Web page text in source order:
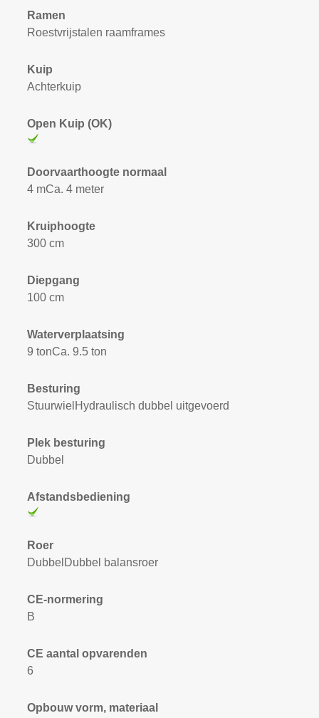
Ramen
Roestvrijstalen raamframes
Kuip
Achterkuip
Open Kuip (OK)
Doorvaarthoogte normaal
4 mCa. 4 meter
Kruiphoogte
300 cm
Diepgang
100 cm
Waterverplaatsing
9 tonCa. 9.5 ton
Besturing
StuurwielHydraulisch dubbel uitgevoerd
Plek besturing
Dubbel
Afstandsbediening
Roer
DubbelDubbel balansroer
CE-normering
B
CE aantal opvarenden
6
Opbouw vorm, materiaal